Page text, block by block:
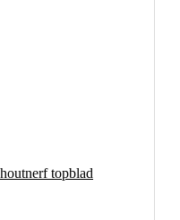
topblad